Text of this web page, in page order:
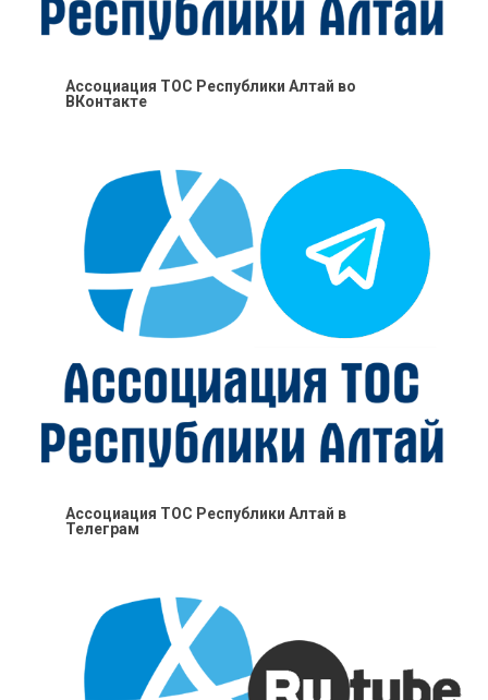
Ассоциация ТОС Республики Алтай во
ВКонтакте
Ассоциация ТОС Республики Алтай в
Телеграм